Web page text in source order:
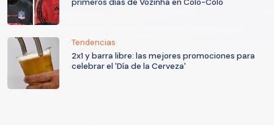
primeros días de Vozinha en Colo-Colo
Tendencias
2x1 y barra libre: las mejores promociones para
celebrar el 'Día de la Cerveza'